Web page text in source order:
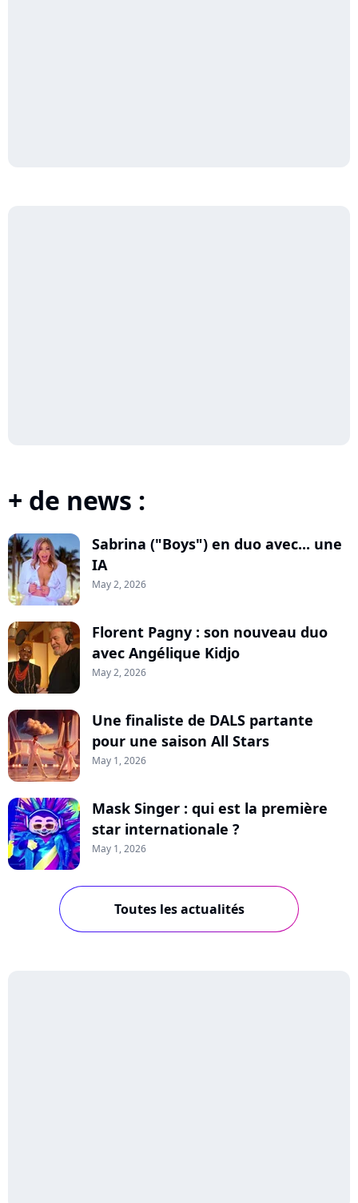
+ de news :
Sabrina ("Boys") en duo avec... une
IA
May 2, 2026
Florent Pagny : son nouveau duo
avec Angélique Kidjo
May 2, 2026
Une finaliste de DALS partante
pour une saison All Stars
May 1, 2026
Mask Singer : qui est la première
star internationale ?
May 1, 2026
Toutes les actualités